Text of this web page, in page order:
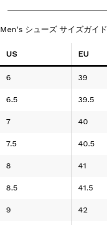
Men's シューズ サイズガイド
US EU
6 39
6.5 39.5
7 40
7.5 40.5
8 41
8.5 41.5
9 42